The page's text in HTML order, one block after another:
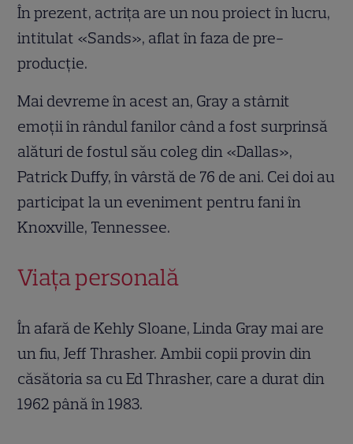
În prezent, actrița are un nou proiect în lucru,
intitulat «Sands», aflat în faza de pre-
producție.
Mai devreme în acest an, Gray a stârnit
emoții în rândul fanilor când a fost surprinsă
alături de fostul său coleg din «Dallas»,
Patrick Duffy, în vârstă de 76 de ani. Cei doi au
participat la un eveniment pentru fani în
Knoxville, Tennessee.
Viața personală
În afară de Kehly Sloane, Linda Gray mai are
un fiu, Jeff Thrasher. Ambii copii provin din
căsătoria sa cu Ed Thrasher, care a durat din
1962 până în 1983.